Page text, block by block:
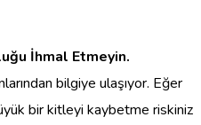
İhmal Etmeyin.
bilgiye ulaşıyor. Eğer
bir kitleyi kaybetme riskiniz